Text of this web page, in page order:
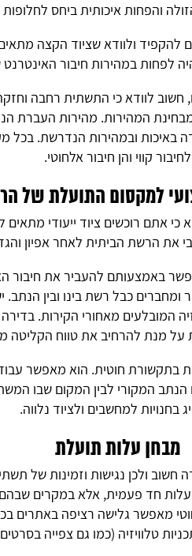
והפחות איכותית ביחס
ולוודא שציוד הקצה
לפחות במהירות חיבור
חשוב לוודא כי התשתית רחבה
המהירות. מהירות העברת
באיכות ובמהירות הנדרשת. בכל
לחיבור קווי והן חיבור אלחוטי.
למקסום התועלת של
כי אתם רוכשים ציוד ייעודי
את הרשת הביתית לאחר אפיון
באמצעותם להעביר את חיבור
כבל רשת בינו ובין
המובלעים מאחורי הקירות.
על מנת להרחיב את טווח הקליטה
בתקשורת חוטית. הוא מאפשר
הנתב המקורי לבין המקום שבו
בחנויות למחשבים ולציוד נלווה.
מבחן עלות תועלת
חשוב ולכן נגישות וזמינות של
חד פעמית, אלא במקרים שבהם
מאפשר גלישה רציפה באתרים
טלוויזיה (כמו גם צפייה